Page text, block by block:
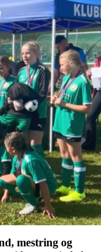
mestring og